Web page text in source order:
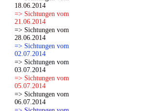
18.06.2014
=> Sichtungen vom
21.06.2014
=> Sichtungen vom
28.06.2014
=> Sichtungen vom
02.07.2014
=> Sichtungen vom
03.07.2014
=> Sichtungen vom
05.07.2014
=> Sichtungen vom
06.07.2014